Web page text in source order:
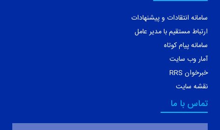
سامانه انتقادات و پیشنهادات
ارتباط مستقیم با مدیر عامل
سامانه پیام کوتاه
آمار وب سایت
خبرخوان RRS
نقشه سایت
تماس با ما